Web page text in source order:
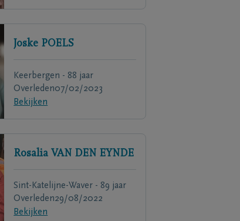
Joske POELS
Keerbergen - 88 jaar
Overleden07/02/2023
Bekijken
Rosalia VAN DEN EYNDE
Sint-Katelijne-Waver - 89 jaar
Overleden29/08/2022
Bekijken